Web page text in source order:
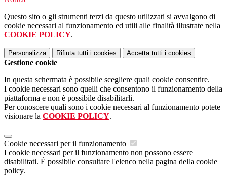
Questo sito o gli strumenti terzi da questo utilizzati si avvalgono di
cookie necessari al funzionamento ed utili alle finalità illustrate nella
COOKIE POLICY.
Personalizza Rifiuta tutti i cookies Accetta tutti i cookies
Gestione cookie
In questa schermata è possibile scegliere quali cookie consentire.
I cookie necessari sono quelli che consentono il funzionamento della
piattaforma e non è possibile disabilitarli.
Per conoscere quali sono i cookie necessari al funzionamento potete
visionare la COOKIE POLICY.
Cookie necessari per il funzionamento
I cookie necessari per il funzionamento non possono essere
disabilitati. È possibile consultare l'elenco nella pagina della cookie
policy.